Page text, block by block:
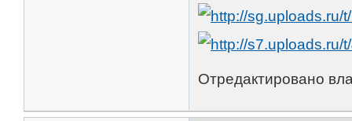
Отредактировано